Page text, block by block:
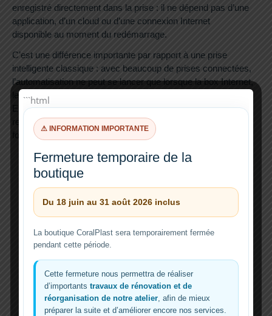
enregistré directement dans la prise : il ne dépend pas d’une
application, d’un cloud ou d’une connexion Internet
disponible au moment du redémarrage.
C’est une différence importante par rapport à une prise
intelligente classique : avec beaucoup de prises connectées,
l’automatisation ne peut se lancer que lorsque la box Internet,
le Wi-Fi et le service cloud sont à nouveau disponibles.
En cas de coupure de courant, cela peut laisser l’écumeur
redémarrer trop tôt. CP-Plug évite ce problème grâce à un
fonctionnement local.
Pourquoi ne pas utiliser une simple prise
connectée ?
Une prise intelligente classique dépend souvent d’une
automatisation cloud. Après une coupure de courant,
il faut attendre que la box Internet, le Wi-Fi et l’application
soient à nouveau opérationnels avant que la règle
puisse s’exécuter. CP-Plug fonctionne différemment : le
délai de redémarrage est enregistré localement dans la
ce qui permet de retarder l’allumage de l’écumeur même si
Internet n’est pas encore disponible.
```html
⚠ INFORMATION IMPORTANTE
Fermeture temporaire de la
boutique
Du 18 juin au 31 août 2026 inclus
La boutique CoralPlast sera temporairement fermée
pendant cette période.
Cette fermeture nous permettra de réaliser
d’importants travaux de rénovation et de
réorganisation de notre atelier , afin de mieux
préparer la suite et d’améliorer encore nos services.